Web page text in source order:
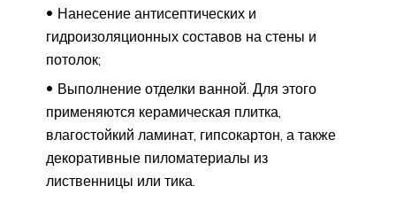
Нанесение антисептических и
гидроизоляционных составов на стены и
потолок;
Выполнение отделки ванной. Для этого
применяются керамическая плитка,
влагостойкий ламинат, гипсокартон, а также
декоративные пиломатериалы из
лиственницы или тика.